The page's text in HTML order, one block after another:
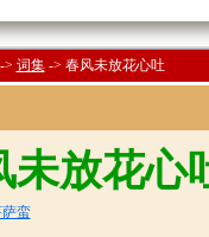
-> 词集 -> 春风未放花心吐
未放花心
蛮